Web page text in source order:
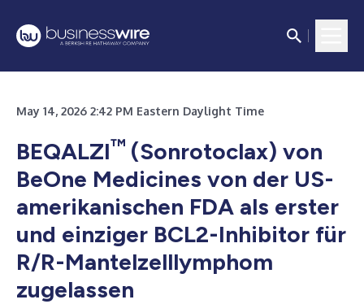
May 14, 2026 2:42 PM Eastern Daylight Time
BEQALZI™ (Sonrotoclax) von
BeOne Medicines von der US-
amerikanischen FDA als erster
und einziger BCL2-Inhibitor für
R/R-Mantelzelllymphom
zugelassen